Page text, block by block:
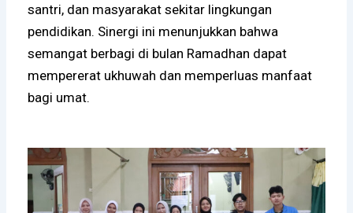
santri, dan masyarakat sekitar lingkungan
pendidikan. Sinergi ini menunjukkan bahwa
semangat berbagi di bulan Ramadhan dapat
mempererat ukhuwah dan memperluas manfaat
bagi umat.